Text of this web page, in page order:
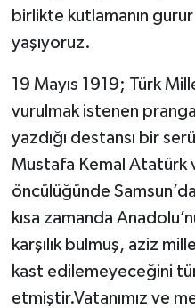
birlikte kutlamanın
yaşıyoruz.
19 Mayıs 1919; Türk
vurulmak istenen
yazdığı destansı bir
Mustafa Kemal Atatürk
öncülüğünde
kısa zamanda
karşılık bulmuş, aziz
kast edilemeyeceğini
etmiştir.Vatanımız ve